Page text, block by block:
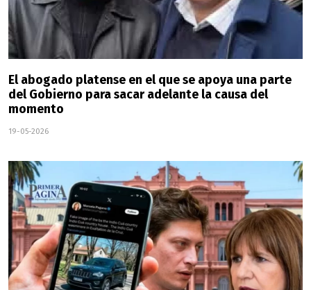
El abogado platense en el que se apoya una parte
del Gobierno para sacar adelante la causa del
momento
19-05-2026